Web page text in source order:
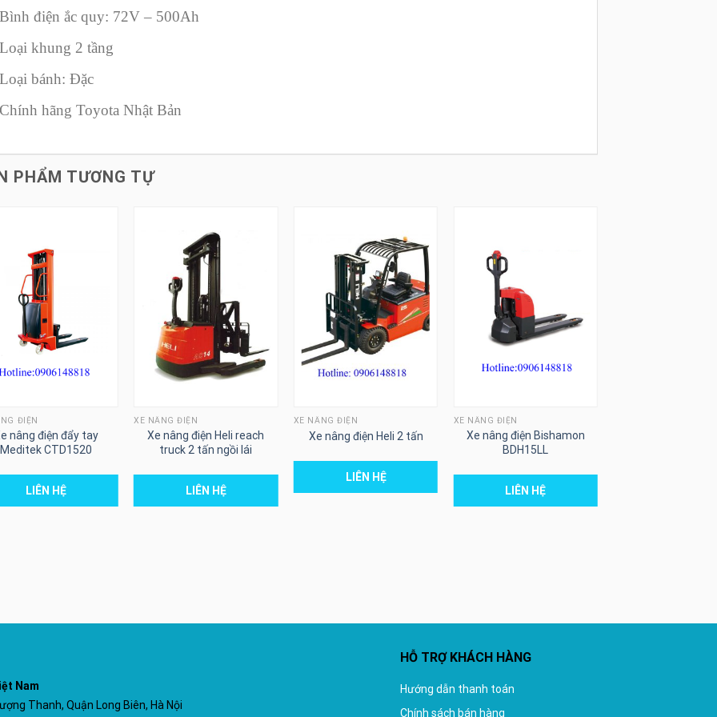
điện ắc quy: 72V – 500Ah
khung 2 tầng
bánh: Đặc
hãng Toyota Nhật Bản
PHẨM TƯƠNG TỰ
ĐIỆN
nâng điện đẩy tay
Meditek CTD1520
LIÊN HỆ
XE NÂNG ĐIỆN
Xe nâng điện Heli reach
truck 2 tấn ngồi lái
LIÊN HỆ
XE NÂNG ĐIỆN
Xe nâng điện Heli 2 tấn
LIÊN HỆ
XE NÂNG ĐIỆN
Xe nâng điện Bishamon
BDH15LL
LIÊN HỆ
Nam
Thanh, Quận Long Biên, Hà Nội
HỖ TRỢ KHÁCH HÀNG
Hướng dẫn thanh toán
Chính sách bán hàng